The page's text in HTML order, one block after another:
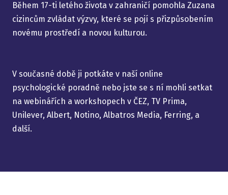
Během 17-ti letého života v zahraničí pomohla Zuzana
cizincům zvládat výzvy, které se pojí s přizpůsobením
novému prostředí a novou kulturou.
V současné době ji potkáte v naší online
psychologické poradně nebo jste se s ní mohli setkat
na webinářích a workshopech v ČEZ, TV Prima,
Unilever, Albert, Notino, Albatros Media, Ferring, a
další.